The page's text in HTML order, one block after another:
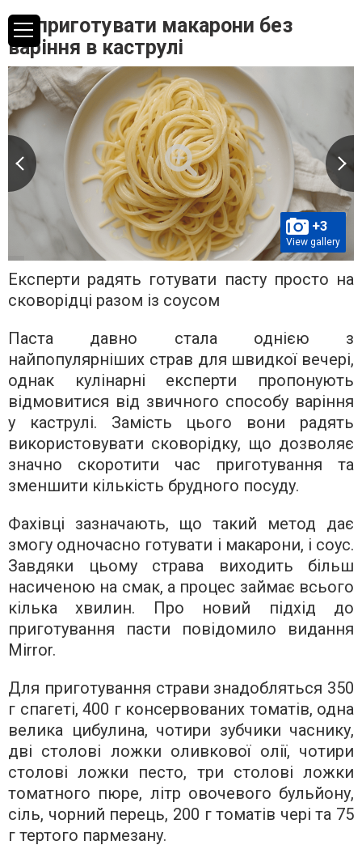
Як приготувати макарони без
варіння в каструлі
+3
View gallery
Експерти радять готувати пасту просто на
сковорідці разом із соусом
Паста давно стала однією з
найпопулярніших страв для швидкої вечері,
однак кулінарні експерти пропонують
відмовитися від звичного способу варіння
у каструлі. Замість цього вони радять
використовувати сковорідку, що дозволяє
значно скоротити час приготування та
зменшити кількість брудного посуду.
Фахівці зазначають, що такий метод дає
змогу одночасно готувати і макарони, і соус.
Завдяки цьому страва виходить більш
насиченою на смак, а процес займає всього
кілька хвилин. Про новий підхід до
приготування пасти повідомило видання
Mirror.
Для приготування страви знадобляться 350
г спагеті, 400 г консервованих томатів, одна
велика цибулина, чотири зубчики часнику,
дві столові ложки оливкової олії, чотири
столові ложки песто, три столові ложки
томатного пюре, літр овочевого бульйону,
сіль, чорний перець, 200 г томатів чері та 75
г тертого пармезану.